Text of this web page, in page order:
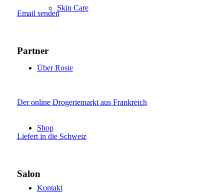
Skin Care
Über Rosie
Shop
Kontakt
Email senden
Partner
Der online Drogeriemarkt aus Frankreich
Liefert in die Schweiz
Salon